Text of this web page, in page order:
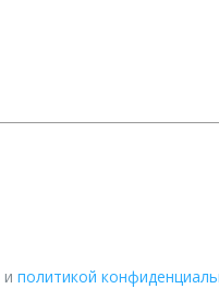
и политикой